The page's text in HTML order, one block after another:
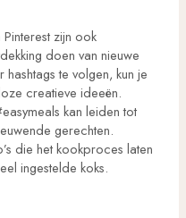
zijn ook
doen van nieuwe
te volgen, kun je
creatieve ideeën.
kan leiden tot
gerechten.
die het kookproces laten
ingestelde koks.